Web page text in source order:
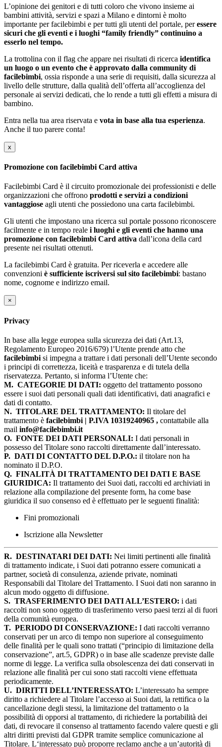
L’opinione dei genitori e di tutti coloro che vivono insieme ai
bambini attività, servizi e spazi a Milano e dintorni è molto
importante per facilebimbi e per tutti gli utenti del portale, peressere
sicuri che gli eventi e i luoghi “family friendly” continuino a
esserlo nel tempo.
La trottolina con il flag che appare nei risultati di ricerca identifica
un luogo o un evento che è approvato dalla community di
facilebimbi, ossia risponde a una serie di requisiti, dalla sicurezza al
livello delle strutture, dalla qualità dell’offerta all’accoglienza del
personale ai servizi dedicati, che lo rende a tutti gli effetti a misura di
bambino.
Entra nella tua area riservata e vota in base alla tua esperienza.
Anche il tuo parere conta!
x
Promozione con facilebimbi Card attiva
Facilebimbi Card è il circuito promozionale dei professionisti e delle
organizzazioni che offrono prodotti e servizi a condizioni
vantaggiose agli utenti che possiedono una carta facilebimbi.
Gli utenti che impostano una ricerca sul portale possono riconoscere
facilmente e in tempo reale i luoghi e gli eventi che hanno una
promozione con facilebimbi Card attiva dall’icona della card
presente nei risultati ottenuti.
La facilebimbi Card è gratuita. Per riceverla e accedere alle
convenzioni è sufficiente iscriversi sul sito facilebimbi: bastano
nome, cognome e indirizzo email.
×
Privacy
In base alla legge europea sulla sicurezza dei dati (Art.13,
Regolamento Europeo 2016/679) l’Utente prende atto che
facilebimbi si impegna a trattare i dati personali dell’Utente secondo
i principi di correttezza, liceità e trasparenza e di tutela della
riservatezza. Pertanto, si informa l’Utente che:
M. CATEGORIE DI DATI: oggetto del trattamento possono
essere i suoi dati personali quali dati identificativi, dati anagrafici e
dati di contatto.
N. TITOLARE DEL TRATTAMENTO: Il titolare del
trattamento è facilebimbi | P.IVA 10319240965 , contattabile alla
mail info@facilebimbi.it
O. FONTE DEI DATI PERSONALI: I dati personali in
possesso del Titolare sono raccolti direttamente dall’interessato.
P. DATI DI CONTATTO DEL D.P.O.: il titolare non ha
nominato il D.P.O.
Q. FINALITÀ DI TRATTAMENTO DEI DATI E BASE
GIURIDICA: Il trattamento dei Suoi dati, raccolti ed archiviati in
relazione alla compilazione del presente form, ha come base
giuridica il suo consenso ed è effettuato per le seguenti finalità:
Fini promozionali
Iscrizione alla Newsletter
R. DESTINATARI DEI DATI: Nei limiti pertinenti alle finalità
di trattamento indicate, i Suoi dati potranno essere comunicati a
partner, società di consulenza, aziende private, nominati
Responsabili dal Titolare del Trattamento. I Suoi dati non saranno in
alcun modo oggetto di diffusione.
S. TRASFERIMENTO DEI DATI ALL’ESTERO: i dati
raccolti non sono oggetto di trasferimento verso paesi terzi al di fuori
della comunità europea.
T. PERIODO DI CONSERVAZIONE: I dati raccolti verranno
conservati per un arco di tempo non superiore al conseguimento
delle finalità per le quali sono trattati (“principio di limitazione della
conservazione”, art.5, GDPR) o in base alle scadenze previste dalle
norme di legge. La verifica sulla obsolescenza dei dati conservati in
relazione alle finalità per cui sono stati raccolti viene effettuata
periodicamente.
U. DIRITTI DELL’INTERESSATO: L’interessato ha sempre
diritto a richiedere al Titolare l’accesso ai Suoi dati, la rettifica o la
cancellazione degli stessi, la limitazione del trattamento o la
possibilità di opporsi al trattamento, di richiedere la portabilità dei
dati, di revocare il consenso al trattamento facendo valere questi e gli
altri diritti previsti dal GDPR tramite semplice comunicazione al
Titolare. L‘interessato può proporre reclamo anche a un’autorità di